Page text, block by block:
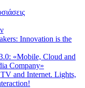
Innovation is the
«Mobile, Cloud and
Company»
and Internet. Lights,